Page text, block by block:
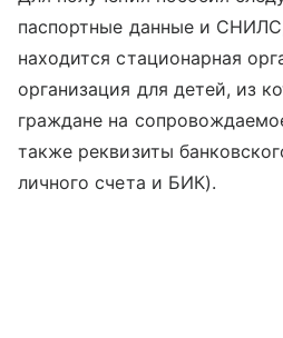
паспортные данные и
находится стационарная
организация для детей, из
граждане на
также реквизиты
личного счета и БИК).